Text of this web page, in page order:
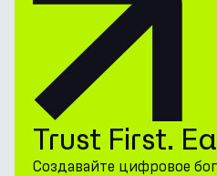
Trust First.
Создавайте цифровое